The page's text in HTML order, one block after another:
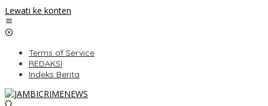
Lewati ke konten
Terms of Service
REDAKSI
Indeks Berita